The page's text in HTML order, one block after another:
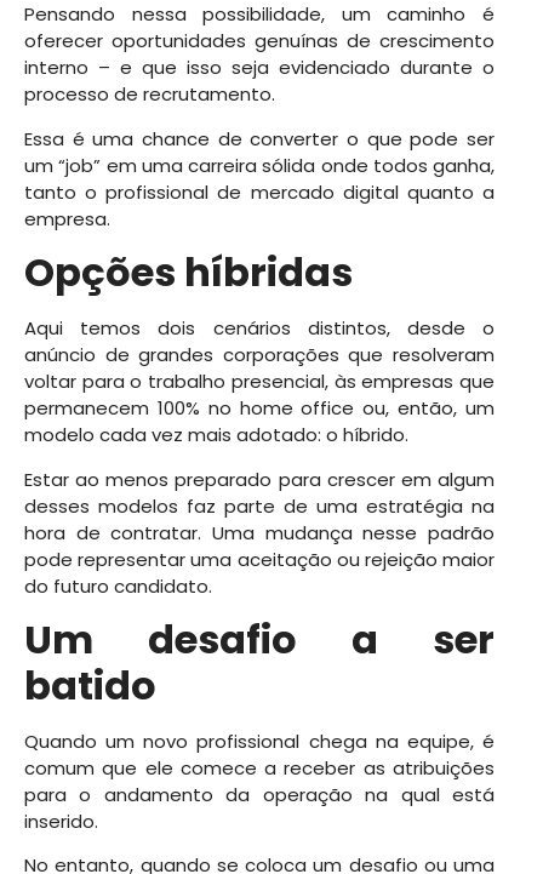
Pensando nessa possibilidade, um caminho é
oferecer oportunidades genuínas de crescimento
interno – e que isso seja evidenciado durante o
processo de recrutamento.
Essa é uma chance de converter o que pode ser
um “job” em uma carreira sólida onde todos ganha,
tanto o profissional de mercado digital quanto a
empresa.
Opções híbridas
Aqui temos dois cenários distintos, desde o
anúncio de grandes corporações que resolveram
voltar para o trabalho presencial, às empresas que
permanecem 100% no home office ou, então, um
modelo cada vez mais adotado: o híbrido.
Estar ao menos preparado para crescer em algum
desses modelos faz parte de uma estratégia na
hora de contratar. Uma mudança nesse padrão
pode representar uma aceitação ou rejeição maior
do futuro candidato.
Um desafio a ser
batido
Quando um novo profissional chega na equipe, é
comum que ele comece a receber as atribuições
para o andamento da operação na qual está
inserido.
No entanto, quando se coloca um desafio ou uma